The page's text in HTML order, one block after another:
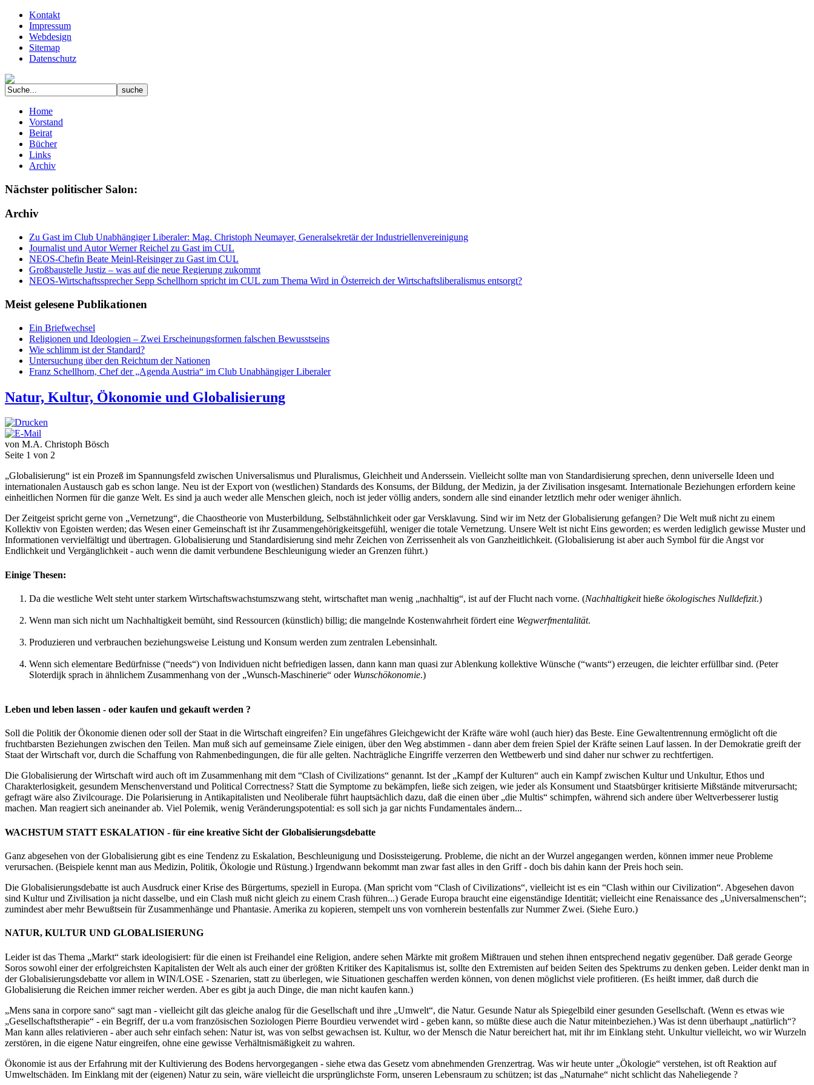
Kontakt
Impressum
Webdesign
Sitemap
Datenschutz
Home
Vorstand
Beirat
Bücher
Links
Archiv
Nächster politischer Salon:
Archiv
Zu Gast im Club Unabhängiger Liberaler: Mag. Christoph Neumayer, Generalsekretär der Industriellenvereinigung
Journalist und Autor Werner Reichel zu Gast im CUL
NEOS-Chefin Beate Meinl-Reisinger zu Gast im CUL
Großbaustelle Justiz – was auf die neue Regierung zukommt
NEOS-Wirtschaftssprecher Sepp Schellhorn spricht im CUL zum Thema Wird in Österreich der Wirtschaftsliberalismus entsorgt?
Meist gelesene Publikationen
Ein Briefwechsel
Religionen und Ideologien – Zwei Erscheinungsformen falschen Bewusstseins
Wie schlimm ist der Standard?
Untersuchung über den Reichtum der Nationen
Franz Schellhorn, Chef der „Agenda Austria“ im Club Unabhängiger Liberaler
Natur, Kultur, Ökonomie und Globalisierung
von M.A. Christoph Bösch
Seite 1 von 2
„Globalisierung“ ist ein Prozeß im Spannungsfeld zwischen Universalismus und Pluralismus, Gleichheit und Anderssein. Vielleicht sollte man von Standardisierung sprechen, denn universelle Ideen und
internationalen Austausch gab es schon lange. Neu ist der Export von (westlichen) Standards des Konsums, der Bildung, der Medizin, ja der Zivilisation insgesamt. Internationale Beziehungen erfordern keine
einheitlichen Normen für die ganze Welt. Es sind ja auch weder alle Menschen gleich, noch ist jeder völlig anders, sondern alle sind einander letztlich mehr oder weniger ähnlich.
Der Zeitgeist spricht gerne von „Vernetzung“, die Chaostheorie von Musterbildung, Selbstähnlichkeit oder gar Versklavung. Sind wir im Netz der Globalisierung gefangen? Die Welt muß nicht zu einem
Kollektiv von Egoisten werden; das Wesen einer Gemeinschaft ist ihr Zusammengehörigkeitsgefühl, weniger die totale Vernetzung. Unsere Welt ist nicht Eins geworden; es werden lediglich gewisse Muster und
Informationen vervielfältigt und übertragen. Globalisierung und Standardisierung sind mehr Zeichen von Zerrissenheit als von Ganzheitlichkeit. (Globalisierung ist aber auch Symbol für die Angst vor
Endlichkeit und Vergänglichkeit - auch wenn die damit verbundene Beschleunigung wieder an Grenzen führt.)
Einige Thesen:
Da die westliche Welt steht unter starkem Wirtschaftswachstumszwang steht, wirtschaftet man wenig „nachhaltig“, ist auf der Flucht nach vorne. (Nachhaltigkeithieße ökologisches Nulldefizit.)
Wenn man sich nicht um Nachhaltigkeit bemüht, sind Ressourcen (künstlich) billig; die mangelnde Kostenwahrheit fördert eine Wegwerfmentalität.
Produzieren und verbrauchen beziehungsweise Leistung und Konsum werden zum zentralen Lebensinhalt.
Wenn sich elementare Bedürfnisse (“needs“) von Individuen nicht befriedigen lassen, dann kann man quasi zur Ablenkung kollektive Wünsche (“wants“) erzeugen, die leichter erfüllbar sind. (Peter
Sloterdijk sprach in ähnlichem Zusammenhang von der „Wunsch-Maschinerie“ oder Wunschökonomie.)
Leben und leben lassen - oder kaufen und gekauft werden ?
Soll die Politik der Ökonomie dienen oder soll der Staat in die Wirtschaft eingreifen? Ein ungefähres Gleichgewicht der Kräfte wäre wohl (auch hier) das Beste. Eine Gewaltentrennung ermöglicht oft die
fruchtbarsten Beziehungen zwischen den Teilen. Man muß sich auf gemeinsame Ziele einigen, über den Weg abstimmen - dann aber dem freien Spiel der Kräfte seinen Lauf lassen. In der Demokratie greift der
Staat der Wirtschaft vor, durch die Schaffung von Rahmenbedingungen, die für alle gelten. Nachträgliche Eingriffe verzerren den Wettbewerb und sind daher nur schwer zu rechtfertigen.
Die Globalisierung der Wirtschaft wird auch oft im Zusammenhang mit dem “Clash of Civilizations“ genannt. Ist der „Kampf der Kulturen“ auch ein Kampf zwischen Kultur und Unkultur, Ethos und
Charakterlosigkeit, gesundem Menschenverstand und Political Correctness? Statt die Symptome zu bekämpfen, ließe sich zeigen, wie jeder als Konsument und Staatsbürger kritisierte Mißstände mitverursacht;
gefragt wäre also Zivilcourage. Die Polarisierung in Antikapitalisten und Neoliberale führt hauptsächlich dazu, daß die einen über „die Multis“ schimpfen, während sich andere über Weltverbesserer lustig
machen. Man reagiert sich aneinander ab. Viel Polemik, wenig Veränderungspotential: es soll sich ja gar nichts Fundamentales ändern...
WACHSTUM STATT ESKALATION - für eine kreative Sicht der Globalisierungsdebatte
Ganz abgesehen von der Globalisierung gibt es eine Tendenz zu Eskalation, Beschleunigung und Dosissteigerung. Probleme, die nicht an der Wurzel angegangen werden, können immer neue Probleme
verursachen. (Beispiele kennt man aus Medizin, Politik, Ökologie und Rüstung.) Irgendwann bekommt man zwar fast alles in den Griff - doch bis dahin kann der Preis hoch sein.
Die Globalisierungsdebatte ist auch Ausdruck einer Krise des Bürgertums, speziell in Europa. (Man spricht vom “Clash of Civilizations“, vielleicht ist es ein “Clash within our Civilization“. Abgesehen davon
sind Kultur und Zivilisation ja nicht dasselbe, und ein Clash muß nicht gleich zu einem Crash führen...) Gerade Europa braucht eine eigenständige Identität; vielleicht eine Renaissance des „Universalmenschen“;
zumindest aber mehr Bewußtsein für Zusammenhänge und Phantasie. Amerika zu kopieren, stempelt uns von vornherein bestenfalls zur Nummer Zwei. (Siehe Euro.)
NATUR, KULTUR UND GLOBALISIERUNG
Leider ist das Thema „Markt“ stark ideologisiert: für die einen ist Freihandel eine Religion, andere sehen Märkte mit großem Mißtrauen und stehen ihnen entsprechend negativ gegenüber. Daß gerade George
Soros sowohl einer der erfolgreichsten Kapitalisten der Welt als auch einer der größten Kritiker des Kapitalismus ist, sollte den Extremisten auf beiden Seiten des Spektrums zu denken geben. Leider denkt man in
der Globalisierungsdebatte vor allem in WIN/LOSE - Szenarien, statt zu überlegen, wie Situationen geschaffen werden können, von denen möglichst viele profitieren. (Es heißt immer, daß durch die
Globalisierung die Reichen immer reicher werden. Aber es gibt ja auch Dinge, die man nicht kaufen kann.)
„Mens sana in corpore sano“ sagt man - vielleicht gilt das gleiche analog für die Gesellschaft und ihre „Umwelt“, die Natur. Gesunde Natur als Spiegelbild einer gesunden Gesellschaft. (Wenn es etwas wie
„Gesellschaftstherapie“ - ein Begriff, der u.a vom französischen Soziologen Pierre Bourdieu verwendet wird - geben kann, so müßte diese auch die Natur miteinbeziehen.) Was ist denn überhaupt „natürlich“?
Man kann alles relativieren - aber auch sehr einfach sehen: Natur ist, was von selbst gewachsen ist. Kultur, wo der Mensch die Natur bereichert hat, mit ihr im Einklang steht. Unkultur vielleicht, wo wir Wurzeln
zerstören, in die eigene Natur eingreifen, ohne eine gewisse Verhältnismäßigkeit zu wahren.
Ökonomie ist aus der Erfahrung mit der Kultivierung des Bodens hervorgegangen - siehe etwa das Gesetz vom abnehmenden Grenzertrag. Was wir heute unter „Ökologie“ verstehen, ist oft Reaktion auf
Umweltschäden. Im Einklang mit der (eigenen) Natur zu sein, wäre vielleicht die ursprünglichste Form, unseren Lebensraum zu schützen; ist das „Naturnahe“ nicht schlicht das Naheliegende ?